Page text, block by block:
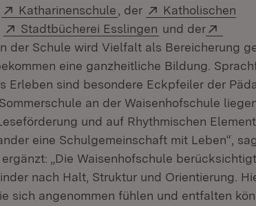
in neuem Fenster)
Extern:
Katharinenschule (Öffnet in neuem Fenster)
, der Extern:
Katholischen
in neuem Fenster)
Extern:
Stadtbücherei Esslingen (Öffnet in neuem
und der
in neuem Fenster)
der Schule wird Vielfalt als Bereicherung
eine ganzheitliche Bildung.
Erleben sind besondere Eckpfeiler der
an der Waisenhofschule
und auf Rhythmischen
eine Schulgemeinschaft mit Leben“,
„Die Waisenhofschule
nach Halt, Struktur und Orientierung.
sich angenommen fühlen und entfalten